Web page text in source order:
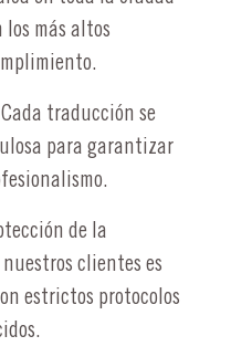
los más altos
Cada traducción se
para garantizar
de la
clientes es
estrictos protocolos